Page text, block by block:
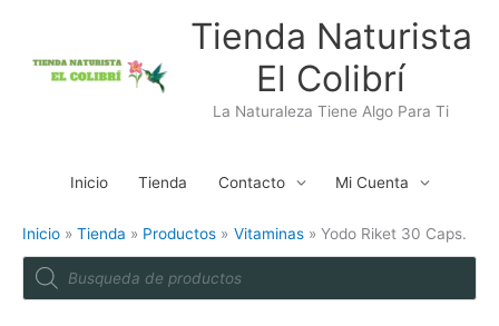
contenido
Tienda Naturista
El Colibrí
La Naturaleza Tiene Algo Para Ti
Inicio Tienda Contacto Mi Cuenta
Inicio Tienda Productos Vitaminas
Yodo Riket 30 Caps.
P
d